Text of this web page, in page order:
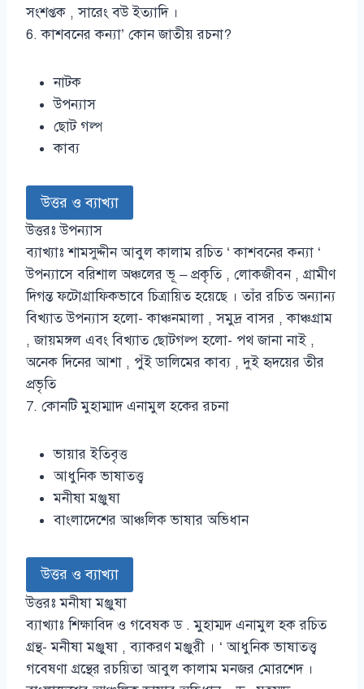
সংশপ্তক , সারেং বউ ইত্যাদি ।
6. কাশবনের কন্যা’ কোন জাতীয় রচনা?
নাটক
উপন্যাস
ছোট গল্প
কাব্য
উত্তর ও ব্যাখ্যা
উত্তরঃ উপন্যাস
ব্যাখ্যাঃ শামসুদ্দীন আবুল কালাম রচিত ‘ কাশবনের কন্যা ‘
উপন্যাসে বরিশাল অঞ্চলের ভূ – প্রকৃতি , লোকজীবন , গ্রামীণ
দিগন্ত ফটোগ্রাফিকভাবে চিত্রায়িত হয়েছে । তাঁর রচিত অন্যান্য
বিখ্যাত উপন্যাস হলো- কাঞ্চনমালা , সমুদ্র বাসর , কাঞ্চগ্রাম
, জায়মঙ্গল এবং বিখ্যাত ছোটগল্প হলো- পথ জানা নাই ,
অনেক দিনের আশা , পুঁই ডালিমের কাব্য , দুই হৃদয়ের তীর
প্রভৃতি
7. কোনটি মুহাম্মাদ এনামুল হকের রচনা
ভায়ার ইতিবৃত্ত
আধুনিক ভাষাতত্ত্ব
মনীষা মঞ্জুষা
বাংলাদেশের আঞ্চলিক ভাষার অভিধান
উত্তর ও ব্যাখ্যা
উত্তরঃ মনীষা মঞ্জুষা
ব্যাখ্যাঃ শিক্ষাবিদ ও গবেষক ড . মুহাম্মদ এনামুল হক রচিত
গ্রন্থ- মনীষা মঞ্জুষা , ব্যাকরণ মঞ্জুরী । ‘ আধুনিক ভাষাতত্ত্ব
গবেষণা গ্রন্থের রচয়িতা আবুল কালাম মনজর মোরশেদ ।